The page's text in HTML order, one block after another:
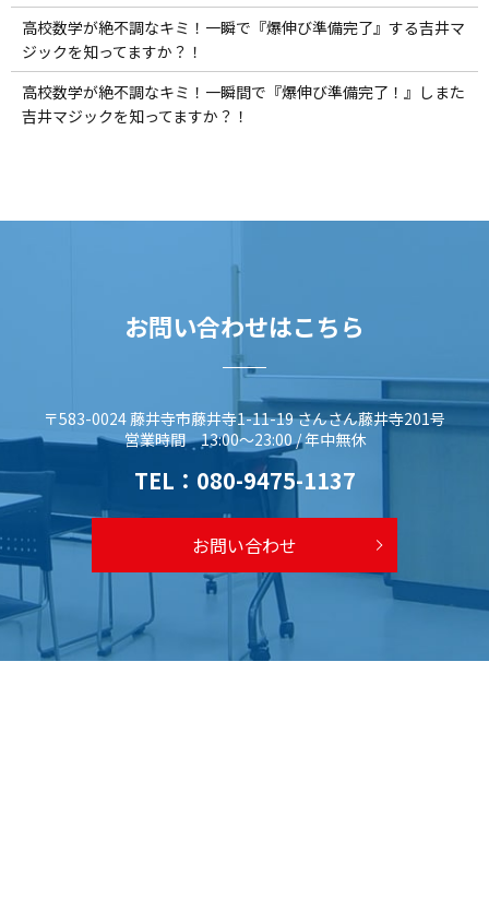
高校数学が絶不調なキミ！一瞬で『爆伸び準備完了』する吉井マ
ジックを知ってますか？！
高校数学が絶不調なキミ！一瞬間で『爆伸び準備完了！』しまた
吉井マジックを知ってますか？！
お問い合わせはこちら
〒583-0024 藤井寺市藤井寺1-11-19 さんさん藤井寺201号
営業時間 13:00～23:00 / 年中無休
TEL： 080-9475-1137
お問い合わせ